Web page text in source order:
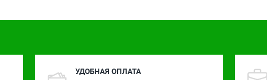
УДОБНАЯ ОПЛАТА